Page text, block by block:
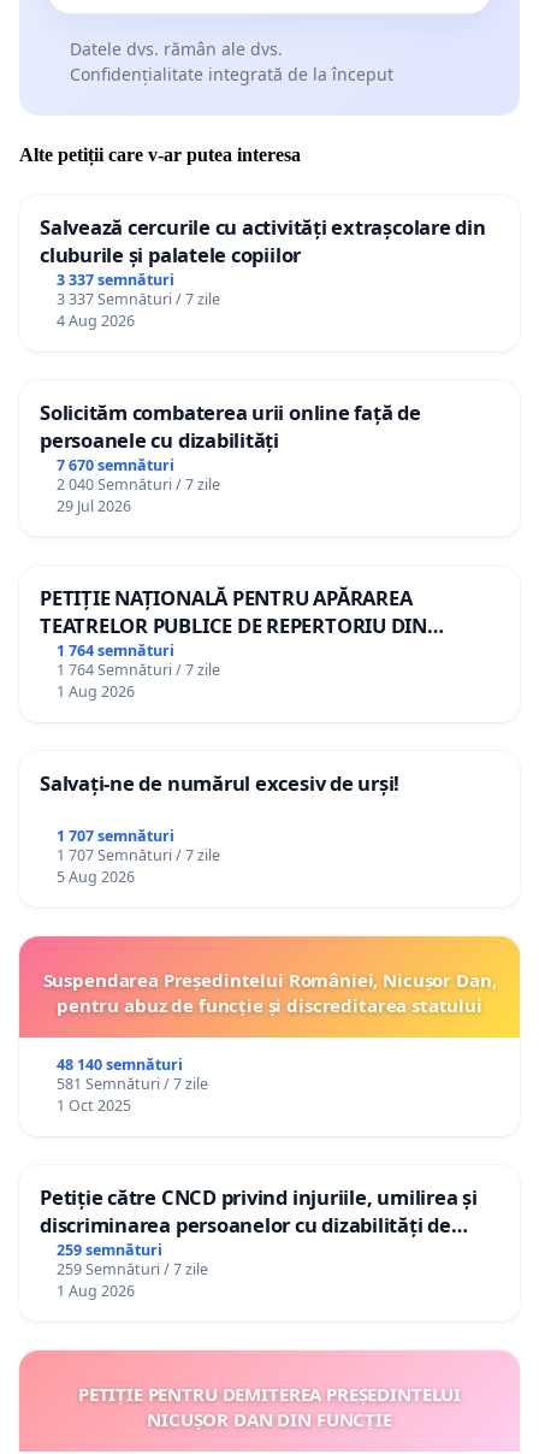
Datele dvs. rămân ale dvs.
Confidențialitate integrată de la început
Alte petiții care v-ar putea interesa
Salvează cercurile cu activități extrașcolare din
cluburile și palatele copiilor
3 337 semnături
3 337 Semnături / 7 zile
4 Aug 2026
Solicităm combaterea urii online față de
persoanele cu dizabilități
7 670 semnături
2 040 Semnături / 7 zile
29 Jul 2026
PETIȚIE NAȚIONALĂ PENTRU APĂRAREA
TEATRELOR PUBLICE DE REPERTORIU DIN
ROMÂNIA
1 764 semnături
1 764 Semnături / 7 zile
1 Aug 2026
Salvați-ne de numărul excesiv de urși!
1 707 semnături
1 707 Semnături / 7 zile
5 Aug 2026
Suspendarea Președintelui României, Nicușor Dan,
pentru abuz de funcție și discreditarea statului
48 140 semnături
581 Semnături / 7 zile
1 Oct 2025
Petiție către CNCD privind injuriile, umilirea și
discriminarea persoanelor cu dizabilități de
către utilizatorul TikTok „Gorici”
259 semnături
259 Semnături / 7 zile
1 Aug 2026
PETIȚIE PENTRU DEMITEREA PREȘEDINTELUI
NICUȘOR DAN DIN FUNCȚIE